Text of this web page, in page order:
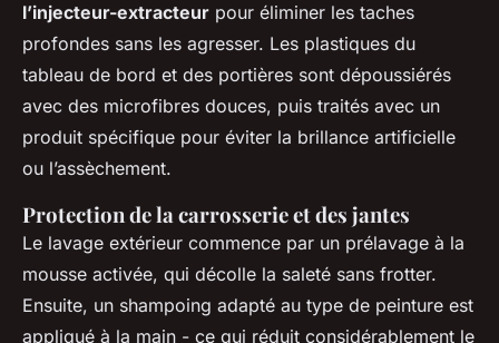
l’injecteur-extracteur pour éliminer les taches
profondes sans les agresser. Les plastiques du
tableau de bord et des portières sont dépoussiérés
avec des microfibres douces, puis traités avec un
produit spécifique pour éviter la brillance artificielle
ou l’assèchement.
Protection de la carrosserie et des jantes
Le lavage extérieur commence par un prélavage à la
mousse activée, qui décolle la saleté sans frotter.
Ensuite, un shampoing adapté au type de peinture est
appliqué à la main - ce qui réduit considérablement le